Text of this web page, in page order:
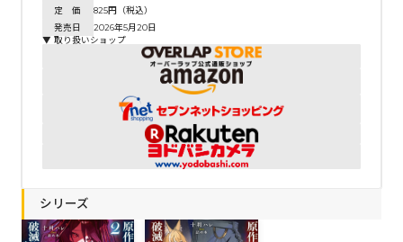
定 価
825円（税込）
発売日
2026年5月20日
▼ 取り扱いショップ
シリーズ